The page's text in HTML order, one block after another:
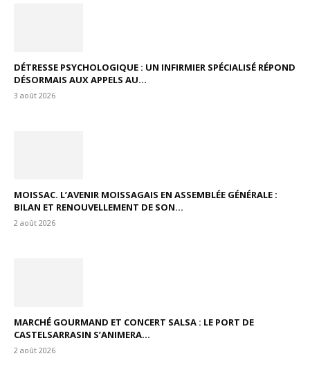
DÉTRESSE PSYCHOLOGIQUE : UN INFIRMIER SPÉCIALISÉ RÉPOND
DÉSORMAIS AUX APPELS AU...
3 août 2026
MOISSAC. L’AVENIR MOISSAGAIS EN ASSEMBLÉE GÉNÉRALE :
BILAN ET RENOUVELLEMENT DE SON...
2 août 2026
MARCHÉ GOURMAND ET CONCERT SALSA : LE PORT DE
CASTELSARRASIN S’ANIMERA...
2 août 2026